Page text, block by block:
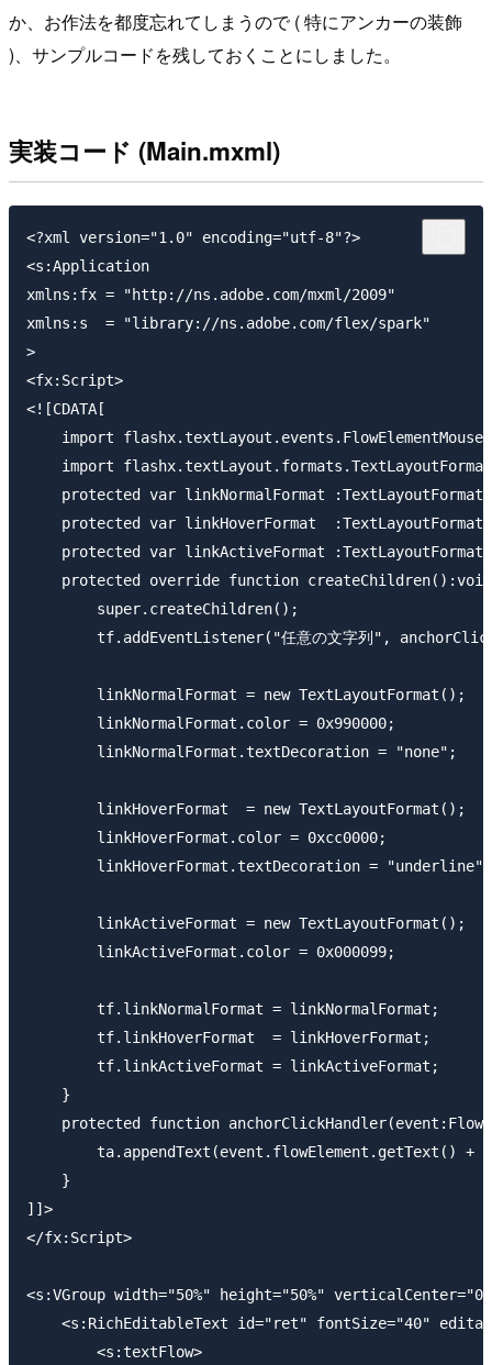
か、お作法を都度忘れてしまうので ( 特にアンカーの装飾
)、サンプルコードを残しておくことにしました。
実装コード (Main.mxml)
<?xml version="1.0" encoding="utf-8"?>
<s:Application
xmlns:fx = "http://ns.adobe.com/mxml/2009"
xmlns:s  = "library://ns.adobe.com/flex/spark"
>
<fx:Script>
<![CDATA[
import
import
    protected var linkNormalFormat :TextLayoutFormat;
    protected var linkHoverFormat  :TextLayoutFormat;
    protected var linkActiveFormat :TextLayoutFormat;
protected override function
        super.createChildren();
tf.addEventListener("任意の文字列",
        linkNormalFormat = new TextLayoutFormat();
        linkNormalFormat.color = 0x990000;
        linkNormalFormat.textDecoration = "none";
        linkHoverFormat  = new TextLayoutFormat();
        linkHoverFormat.color = 0xcc0000;
        linkHoverFormat.textDecoration = "underline";
        linkActiveFormat = new TextLayoutFormat();
        linkActiveFormat.color = 0x000099;
        tf.linkNormalFormat = linkNormalFormat;
        tf.linkHoverFormat  = linkHoverFormat;
        tf.linkActiveFormat = linkActiveFormat;
    }
protected function
ta.appendText(event.flowElement.getText() +
    }
]]>
</fx:Script>
<s:VGroup width="50%" height="50%"
<s:RichEditableText id="ret" fontSize="40"
        <s:textFlow>